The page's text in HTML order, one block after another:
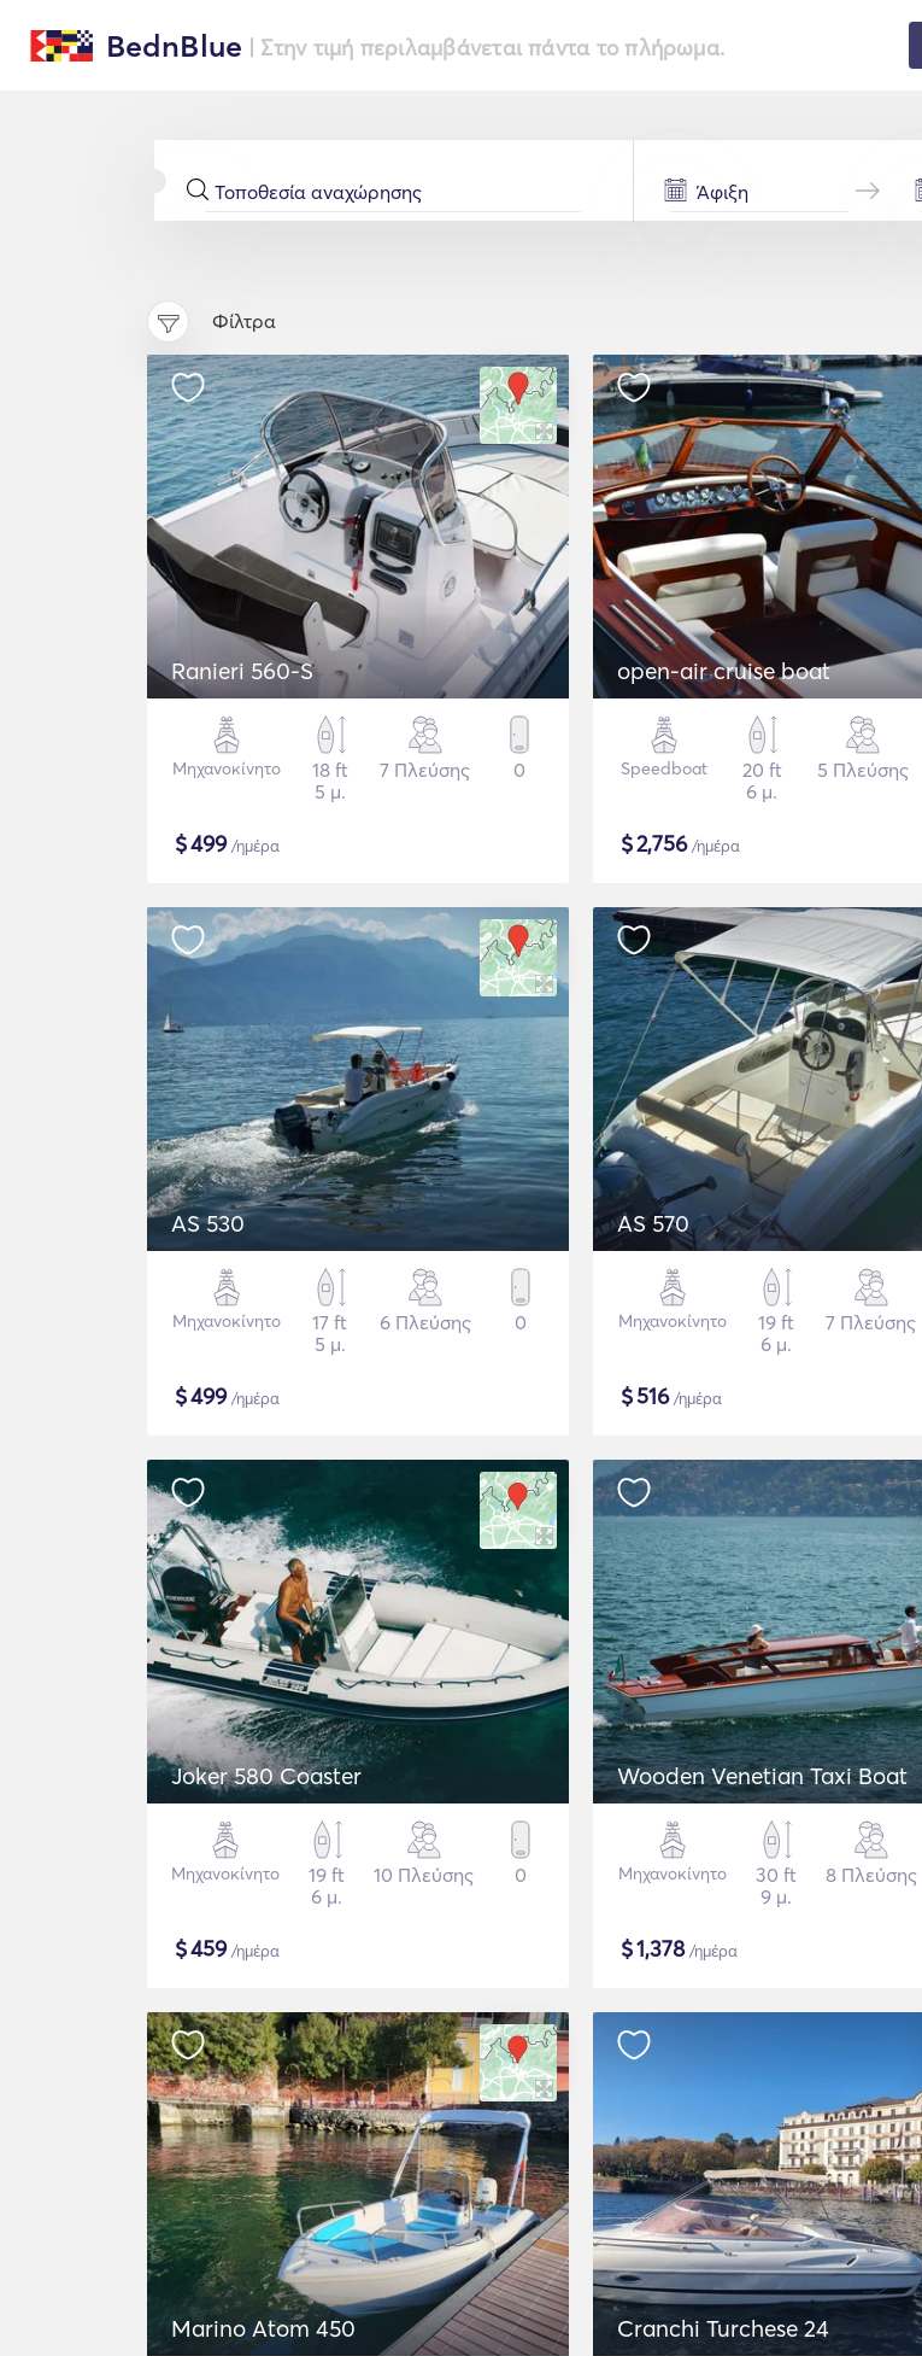
BednBlue | Στην τιμή περιλαμβάνεται πάντα το πλήρωμα.
Φίλτρα
Ranieri 560-S
Μηχανοκίνητο
18 ft
5 μ.
7 Πλεύσης 0
$499/ημέρα
open-air cruise boat
Speedboat
20 ft
6 μ.
5 Πλεύσης
$2,756/ημέρα
AS 530
Μηχανοκίνητο
17 ft
5 μ.
6 Πλεύσης 0
$499/ημέρα
AS 570
Μηχανοκίνητο
19 ft
6 μ.
7 Πλεύσης
$516/ημέρα
Joker 580 Coaster
Μηχανοκίνητο
19 ft
6 μ.
10 Πλεύσης 0
$459/ημέρα
Wooden Venetian Taxi Boat
Μηχανοκίνητο
30 ft
9 μ.
8 Πλεύσης
$1,378/ημέρα
Marino Atom 450 Cranchi Turchese 24